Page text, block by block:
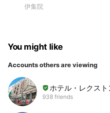
伊集院
You might like
Accounts others are viewing
ホテル・レクスト
938 friends